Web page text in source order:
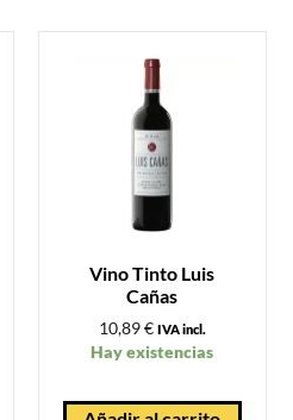
Vino Tinto Luis
Cañas
10,89€ IVA incl.
Hay existencias